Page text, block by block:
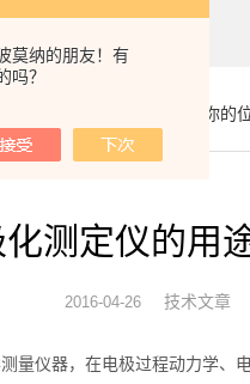
莫纳的朋友！有
吗？
你的
化测定仪的用
2016-04-26 技术文章
量仪器，在电极过程动力学、